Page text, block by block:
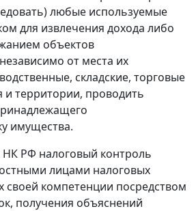
любые используемые
для извлечения дохода либо
объектов
от места их
складские, торговые
территории, проводить
имущества.
НК РФ налоговый контроль
лицами налоговых
своей компетенции посредством
получения объяснений